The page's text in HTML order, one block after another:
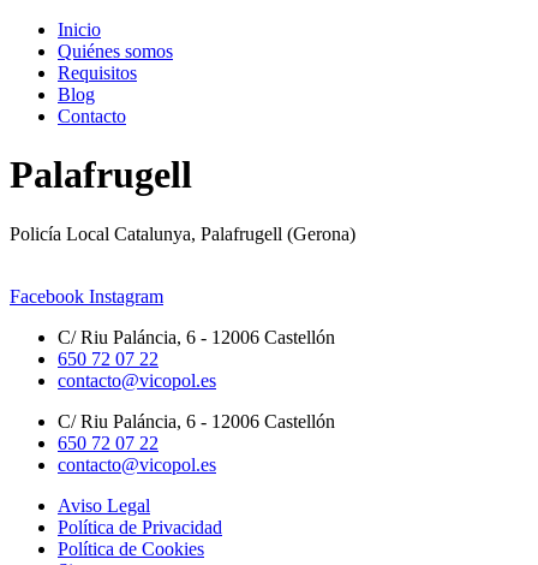
Inicio
Quiénes somos
Requisitos
Blog
Contacto
Palafrugell
Policía Local Catalunya, Palafrugell (Gerona)
Facebook Instagram
C/ Riu Paláncia, 6 - 12006 Castellón
650 72 07 22
contacto@vicopol.es
C/ Riu Paláncia, 6 - 12006 Castellón
650 72 07 22
contacto@vicopol.es
Aviso Legal
Política de Privacidad
Política de Cookies